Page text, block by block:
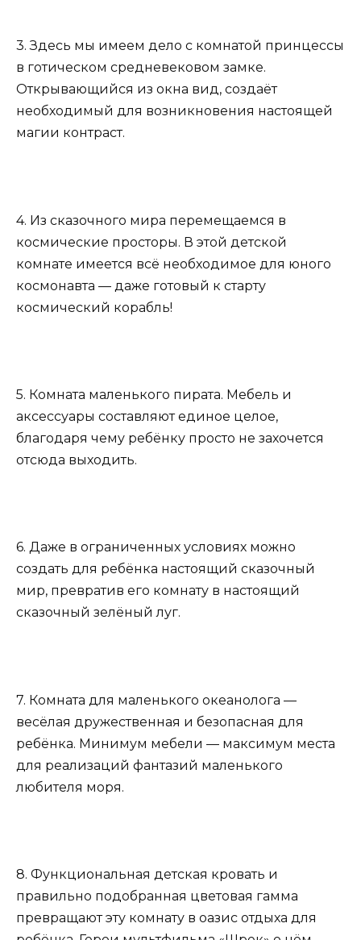
3. Здесь мы имеем дело с комнатой принцессы
в готическом средневековом замке.
Открывающийся из окна вид, создаёт
необходимый для возникновения настоящей
магии контраст.
4. Из сказочного мира перемещаемся в
космические просторы. В этой детской
комнате имеется всё необходимое для юного
космонавта — даже готовый к старту
космический корабль!
5. Комната маленького пирата. Мебель и
аксессуары составляют единое целое,
благодаря чему ребёнку просто не захочется
отсюда выходить.
6. Даже в ограниченных условиях можно
создать для ребёнка настоящий сказочный
мир, превратив его комнату в настоящий
сказочный зелёный луг.
7. Комната для маленького океанолога —
весёлая дружественная и безопасная для
ребёнка. Минимум мебели — максимум места
для реализаций фантазий маленького
любителя моря.
8. Функциональная детская кровать и
правильно подобранная цветовая гамма
превращают эту комнату в оазис отдыха для